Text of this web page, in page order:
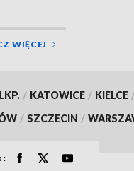
WIĘCEJ
/ KATOWICE / KIELCE
/ SZCZECIN /